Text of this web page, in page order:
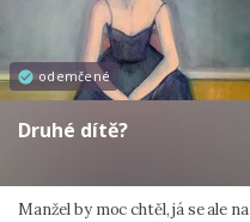
odemčené
Druhé dítě?
Manžel by moc chtěl, já se ale na